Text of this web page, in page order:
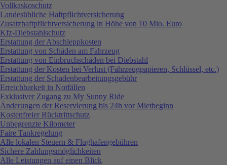
Vollkaskoschutz
Landesübliche Haftpflichtversicherung
Zusatzhaftpflichtversicherung in Höhe von 10 Mio. Euro
Kfz-Diebstahlschutz
Erstattung der Abschleppkosten
Erstattung von Schäden am Fahrzeug
Erstattung von Einbruchschäden bei Diebstahl
Erstattung der Kosten bei Verlust (Fahrzeugpapieren, Schlüssel, etc.)
Erstattung der Schadenbearbeitungsgebühr
Erreichbarkeit in Notfällen
Exklusiver Zugang zu My Sunny Ride
Änderungen der Reservierung bis 24h vor Mietbeginn
Kostenfreier Rücktrittschutz
Unbegrenzte Kilometer
Faire Tankregelung
Alle lokalen Steuern & Flughafengebühren
Sichere Zahlungsmöglichkeiten
Alle Leistungen auf einen Blick